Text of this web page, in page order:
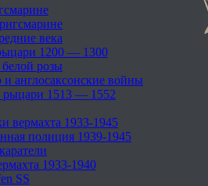
века
1200 — 1300
розы
англосаксонские войны
рыцари 1513 — 1552
вермахта 1933-1945
полиция 1939-1945
1933-1940
SS